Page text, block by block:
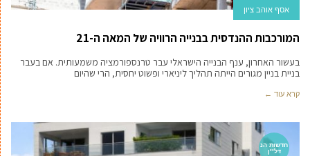
אסף אוהב ציון
המורכבות ההנדסית בבנייה הרוויה של המאה ה-21
בעשור האחרון, ענף הבנייה הישראלי עבר טרנספורמציה משמעותית. אם בעבר
בניית בניין מגורים הייתה תהליך ליניארי ופשוט יחסית, הרי שהיום
קרא עוד ←
חדשות הנ
דל''ן